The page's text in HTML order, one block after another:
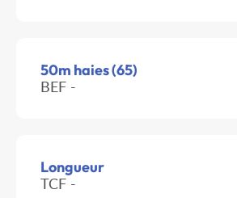
50m haies (65)
BEF -
Longueur
TCF -